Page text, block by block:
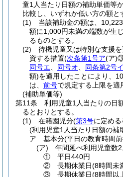
童1人当たり日額の補助単価等
比較し、いずれか低い方の額と
(1)
当該補助金の額は、
額に1,000円未満の端数が生
るものとする。
(2)
待機児童又は特別な支援
資する措置(次条第1号ア(ア)③
同号エ
同号オ 同条第2号イ
額)を適用したことにより、
は、 前号で規定する上限を適
(補助単価等)
第11条
利用児童1人当たりの日
るとおりとする。
(1)
在籍園児分(第3号に定め
(利用児童1人当たり日額の補
ア
基本分(平日の教育時間
(ア)
年間延べ利用児童数
①
平日440円
②
長期休業日(8時間未
③
長期休業日(8時間以